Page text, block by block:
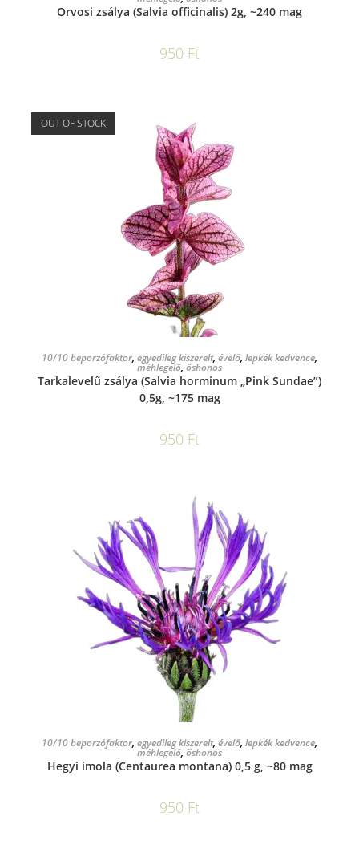
Orvosi zsálya (Salvia officinalis) 2g, ~240 mag
950 Ft
OUT OF STOCK
TOVÁBB OLVASOM
10/10 beporzófaktor, egyedileg kiszerelt, évelő, lepkék kedvence,
méhlegelő, őshonos
Tarkalevelű zsálya (Salvia horminum „Pink Sundae”)
0,5g, ~175 mag
950 Ft
KOSÁRBA TESZEM
10/10 beporzófaktor, egyedileg kiszerelt, évelő, lepkék kedvence,
méhlegelő, őshonos
Hegyi imola (Centaurea montana) 0,5 g, ~80 mag
950 Ft